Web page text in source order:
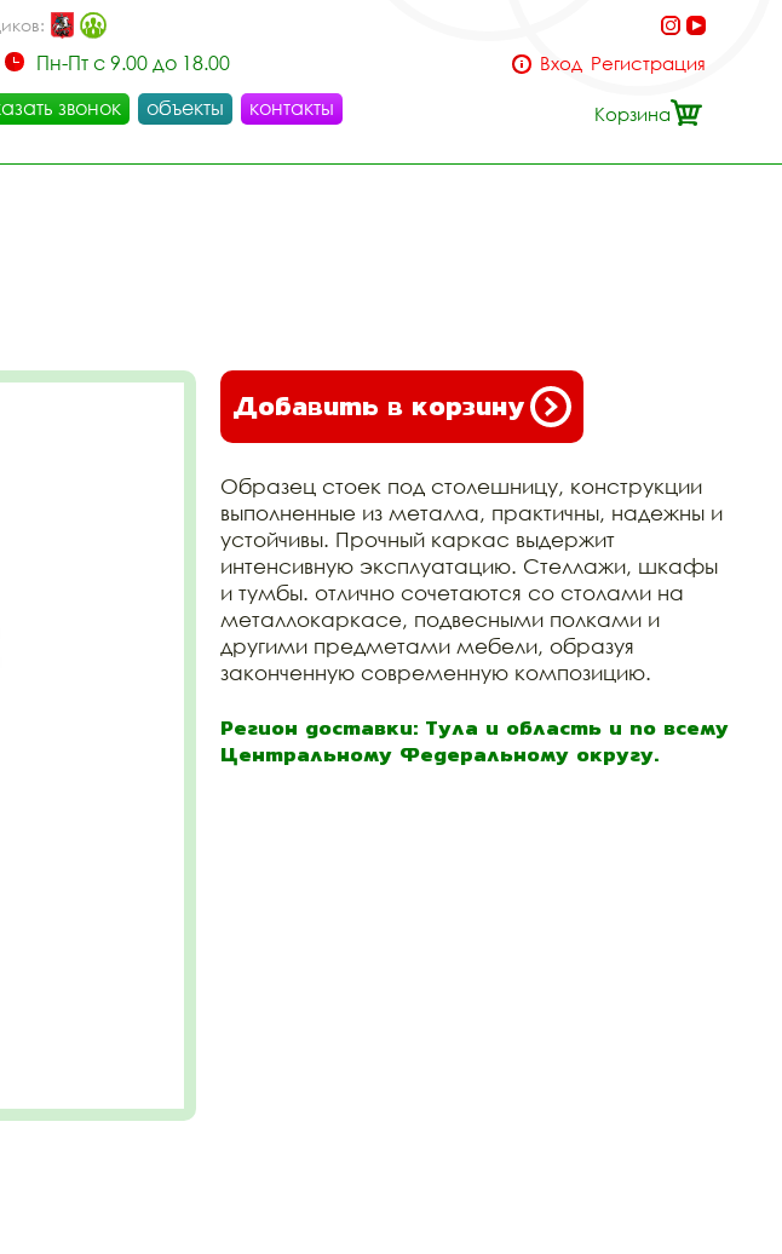
Пн-Пт с 9.00 до 18.00
звонок объекты контакты
Вход Регистрация
Корзина
Добавить в корзину
Образец стоек под столешницу, конструкции
выполненные из металла, практичны, надежны и
устойчивы. Прочный каркас выдержит
интенсивную эксплуатацию. Стеллажи, шкафы
и тумбы. отлично сочетаются со столами на
металлокаркасе, подвесными полками и
другими предметами мебели, образуя
законченную современную композицию.
Регион доставки: Тула и область и по всему
Центральному Федеральному округу.